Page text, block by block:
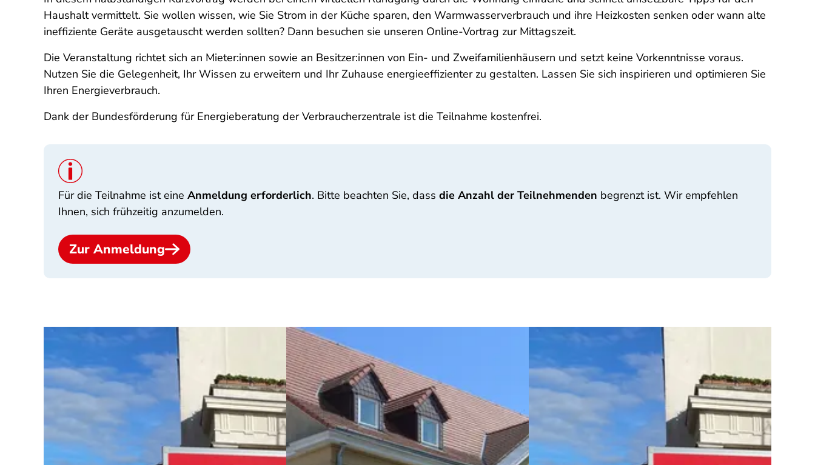
Haushaltvermittelt. Sie wollen wissen, wie Sie Strom in der Küche sparen, den Warmwasserverbrauch und ihre Heizkosten senken oder wann alte
ineffiziente Geräte ausgetauscht werden sollten? Dann besuchen sie unseren Online-Vortrag zur Mittagszeit.
Die Veranstaltung richtet sich an Mieter:innen sowie an Besitzer:innen von Ein- und Zweifamilienhäusern und setzt keine Vorkenntnisse voraus.
Nutzen Sie die Gelegenheit, Ihr Wissen zu erweitern und Ihr Zuhause energieeffizienter zu gestalten. Lassen Sie sich inspirieren und optimieren Sie
Ihren Energieverbrauch.
Dank der Bundesförderung für Energieberatung der Verbraucherzentrale ist die Teilnahme kostenfrei.
Für die Teilnahme ist eine Anmeldung erforderlich. Bitte beachten Sie, dass die Anzahl der Teilnehmenden begrenzt ist. Wir empfehlen
Ihnen, sich frühzeitig anzumelden.
Zur Anmeldung